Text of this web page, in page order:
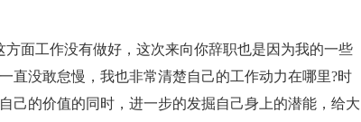
面工作没有做好，这次来向你辞职也是因为我的一些
直没敢怠慢，我也非常清楚自己的工作动力在哪里?时
己的价值的同时，进一步的发掘自己身上的潜能，给大